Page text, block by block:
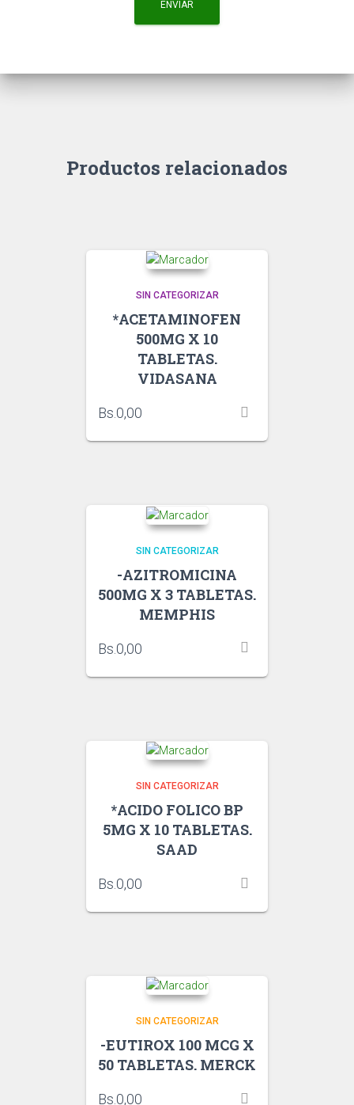
Productos relacionados
SIN CATEGORIZAR
*ACETAMINOFEN
500MG X 10
TABLETAS.
VIDASANA
Bs.0,00
SIN CATEGORIZAR
-AZITROMICINA
500MG X 3 TABLETAS.
MEMPHIS
Bs. 0,00
SIN CATEGORIZAR
*ACIDO FOLICO BP
5MG X 10 TABLETAS.
SAAD
Bs. 0,00
SIN CATEGORIZAR
-EUTIROX 100 MCG X
50 TABLETAS. MERCK
Bs. 0,00